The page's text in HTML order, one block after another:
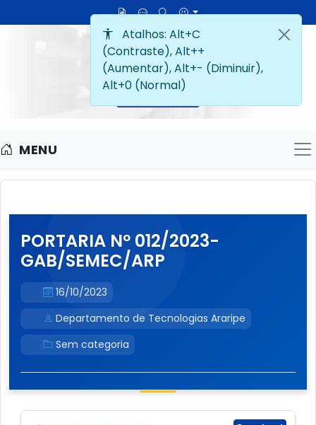
MENU
PORTARIA Nº 012/2023-
GAB/SEMEC/ARP
16/10/2023
Departamento de Tecnologias Araripe
Sem categoria